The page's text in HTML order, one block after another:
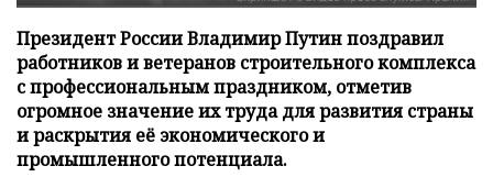
Президент России Владимир Путин поздравил
работников и ветеранов строительного комплекса
с профессиональным праздником, отметив
огромное значение их труда для развития страны
и раскрытия её экономического и
промышленного потенциала.